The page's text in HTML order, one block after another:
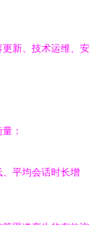
更新、技术运维、安
：
、平均会话时长增